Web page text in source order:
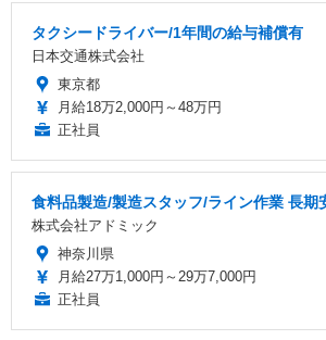
タクシードライバー/1年間の給与補償有
日本交通株式会社
東京都
月給18万2,000円～48万円
正社員
食料品製造/製造スタッフ/ライン作業 長
株式会社アドミック
神奈川県
月給27万1,000円～29万7,000円
正社員